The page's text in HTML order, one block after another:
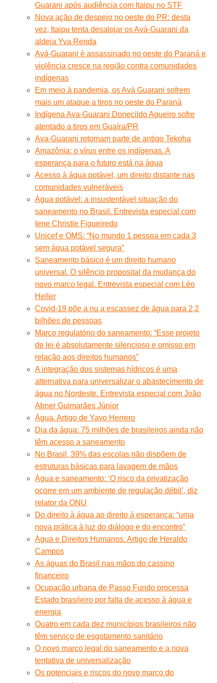
Guarani após audiência com Itaipu no STF
Nova ação de despejo no oeste do PR: desta
vez, Itaipu tenta desalojar os Avá-Guarani da
aldeia Yva Renda
Avá-Guarani é assassinado no oeste do Paraná e
violência cresce na região contra comunidades
indígenas
Em meio à pandemia, os Avá Guarani sofrem
mais um ataque a tiros no oeste do Paraná
Indígena Ava-Guarani Donecildo Agueiro sofre
atentado a tiros em Guaíra/PR
Ava-Guarani retomam parte de antigo Tekoha
Amazônia: o vírus entre os indígenas. A
esperança para o futuro está na água
Acesso à água potável, um direito distante nas
comunidades vulneráveis
Água potável: a insustentável situação do
saneamento no Brasil. Entrevista especial com
Iene Christie Figueiredo
Unicef e OMS: “No mundo 1 pessoa em cada 3
sem água potável segura”
Saneamento básico é um direito humano
universal. O silêncio proposital da mudança do
novo marco legal. Entrevista especial com Léo
Heller
Covid-19 põe a nu a escassez de água para 2,2
bilhões de pessoas
Marco regulatório do saneamento: “Esse projeto
de lei é absolutamente silencioso e omisso em
relação aos direitos humanos”
A integração dos sistemas hídricos é uma
alternativa para universalizar o abastecimento de
água no Nordeste. Entrevista especial com João
Abner Guimarães Júnior
Água. Artigo de Yayo Herrero
Dia da água: 75 milhões de brasileiros ainda não
têm acesso a saneamento
No Brasil, 39% das escolas não dispõem de
estruturas básicas para lavagem de mãos
Água e saneamento: ‘O risco da privatização
ocorre em um ambiente de regulação débil’, diz
relator da ONU
Do direito à água ao direito à esperança: “uma
nova prática à luz do diálogo e do encontro”
Água e Direitos Humanos. Artigo de Heraldo
Campos
As águas do Brasil nas mãos do cassino
financeiro
Ocupação urbana de Passo Fundo processa
Estado brasileiro por falta de acesso à água e
energia
Quatro em cada dez municípios brasileiros não
têm serviço de esgotamento sanitário
O novo marco legal do saneamento e a nova
tentativa de universalização
Os potenciais e riscos do novo marco do